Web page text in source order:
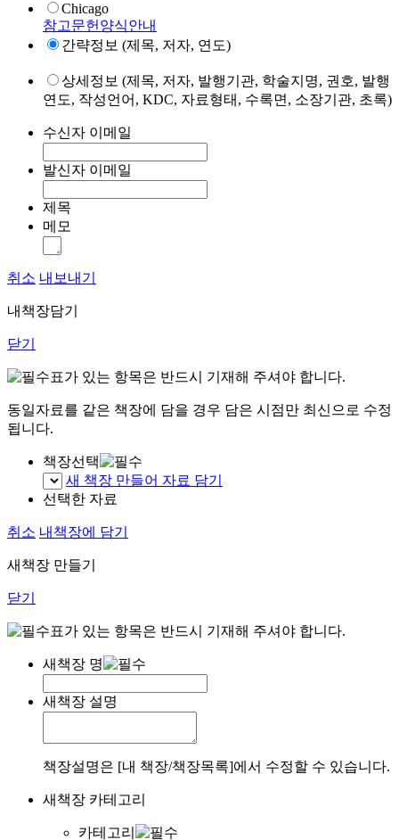
Chicago
참고문헌양식안내
간략정보 (제목, 저자, 연도)
상세정보 (제목, 저자, 발행기관, 학술지명, 권호, 발행
연도, 작성언어, KDC, 자료형태, 수록면, 소장기관, 초록)
수신자 이메일
발신자 이메일
제목
메모
취소 내보내기
내책장담기
닫기
표가 있는 항목은 반드시 기재해 주셔야 합니다.
동일자료를 같은 책장에 담을 경우 담은 시점만 최신으로 수정
됩니다.
책장선택
새 책장 만들어 자료 담기
선택한 자료
취소 내책장에 담기
새책장 만들기
닫기
표가 있는 항목은 반드시 기재해 주셔야 합니다.
새책장 명
새책장 설명
책장설명은 [내 책장/책장목록]에서 수정할 수 있습니다.
새책장 카테고리
카테고리